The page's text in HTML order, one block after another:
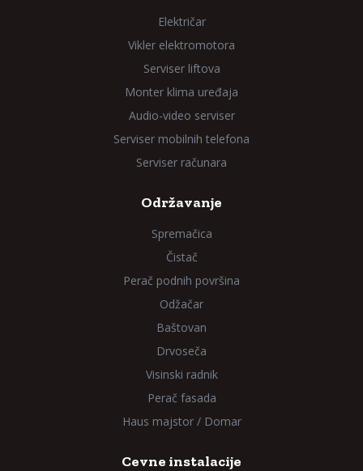
Električar
Vikler elektromotora
Serviser liftova
Monter klima uređaja
Audio-video serviser
Serviser mobilnih telefona
Serviser računara
Održavanje
Spremačica
Čistač
Perač podnih površina
Odžačar
Baštovan
Drvoseča
Visinski radnik
Perač fasada
Haus majstor / Domar
Cevne instalacije